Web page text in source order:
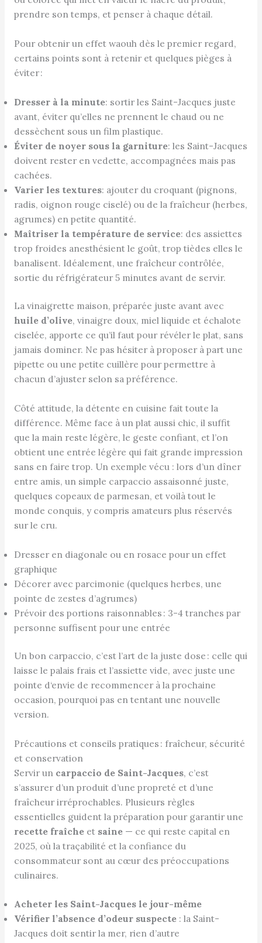
prendre son temps, et penser à chaque détail.
Pour obtenir un effet waouh dès le premier regard,
certains points sont à retenir et quelques pièges à
éviter :
Dresser à la minute: sortir les Saint-Jacques juste
avant, éviter qu’elles ne prennent le chaud ou ne
dessèchent sous un film plastique.
Éviter de noyer sous la garniture: les Saint-Jacques
doivent rester en vedette, accompagnées mais pas
cachées.
Varier les textures: ajouter du croquant (pignons,
radis, oignon rouge ciselé) ou de la fraîcheur (herbes,
agrumes) en petite quantité.
Maîtriser la température de service: des assiettes
trop froides anesthésient le goût, trop tièdes elles le
banalisent. Idéalement, une fraîcheur contrôlée,
sortie du réfrigérateur 5 minutes avant de servir.
La vinaigrette maison, préparée juste avant avec
huile d’olive, vinaigre doux, miel liquide et échalote
ciselée, apporte ce qu’il faut pour révéler le plat, sans
jamais dominer. Ne pas hésiter à proposer à part une
pipette ou une petite cuillère pour permettre à
chacun d’ajuster selon sa préférence.
Côté attitude, la détente en cuisine fait toute la
différence. Même face à un plat aussi chic, il suffit
que la main reste légère, le geste confiant, et l’on
obtient une entrée légère qui fait grande impression
sans en faire trop. Un exemple vécu : lors d’un dîner
entre amis, un simple carpaccio assaisonné juste,
quelques copeaux de parmesan, et voilà tout le
monde conquis, y compris amateurs plus réservés
sur le cru.
Dresser en diagonale ou en rosace pour un effet
graphique
Décorer avec parcimonie (quelques herbes, une
pointe de zestes d’agrumes)
Prévoir des portions raisonnables : 3-4 tranches par
personne suffisent pour une entrée
Un bon carpaccio, c’est l’art de la juste dose : celle qui
laisse le palais frais et l’assiette vide, avec juste une
pointe d‘envie de recommencer à la prochaine
occasion, pourquoi pas en tentant une nouvelle
version.
Précautions et conseils pratiques : fraîcheur, sécurité
et conservation
Servir un carpaccio de Saint-Jacques, c’est
s’assurer d’un produit d’une propreté et d’une
fraîcheur irréprochables. Plusieurs règles
essentielles guident la préparation pour garantir une
recette fraîcheet saine— ce qui reste capital en
2025, où la traçabilité et la confiance du
consommateur sont au cœur des préoccupations
culinaires.
Acheter les Saint-Jacques le jour-même
Vérifier l’absence d’odeur suspecte: la Saint-
Jacques doit sentir la mer, rien d’autre